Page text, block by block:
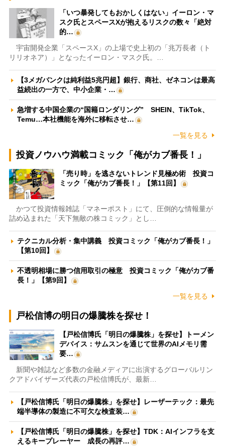
「いつ暴発してもおかしくはない」イーロン・マ
スク氏とスペースXが抱えるリスクの数々「絶対
的…
宇宙開発企業「スペースX」の上場で史上初の「兆万長者（ト
リリオネア）」となったイーロン・マスク氏。…
【3メガバンクは純利益5兆円超】銀行、商社、ゼネコンは最高
益続出の一方で、中小企業・…
急増する中国企業の“国籍ロンダリング” SHEIN、TikTok、
Temu…本社機能を海外に移転させ…
一覧を見る
投資ノウハウ満載コミック「俺がカブ番長！」
「売り時」を逃さないトレンド見極め術 投資コ
ミック「俺がカブ番長！」【第11回】
かつて投資情報雑誌「マネーポスト」にて、圧倒的な情報量が
詰め込まれた「天下無敵の株コミック」とし…
テクニカル分析・集中講義 投資コミック「俺がカブ番長！」
【第10回】
不透明相場に勝つ信用取引の極意 投資コミック「俺がカブ番
長！」【第9回】
一覧を見る
戸松信博の明日の爆騰株を探せ！
【戸松信博氏「明日の爆騰株」を探せ】トーメン
デバイス：サムスンを通じて世界のAIメモリ需
要…
新聞や雑誌など多数の金融メディアに出演するグローバルリン
クアドバイザーズ代表の戸松信博氏が、最新…
【戸松信博氏「明日の爆騰株」を探せ】レーザーテック：最先
端半導体の製造に不可欠な検査装…
【戸松信博氏「明日の爆騰株」を探せ】TDK：AIインフラを支
えるキープレーヤー 成長の再評…